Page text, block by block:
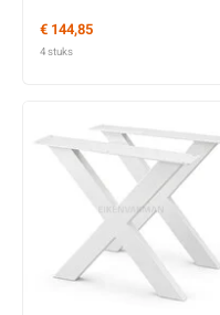
€ 144,85
4 stuks